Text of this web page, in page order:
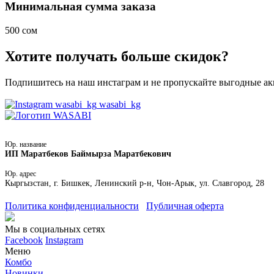
Минимальная сумма заказа
500 сом
Хотите получать больше скидок?
Подпишитесь на наш инстаграм и не пропускайте выгодные
wasabi_kg
Юр. название
ИП Маратбеков Баймырза Маратбекович
Юр. адрес
Кыргызстан, г. Бишкек, Ленинский р-н, Чон-Арык, ул. Славгород, 28
Политика конфиденциальности Публичная оферта
Мы в социальных сетях
Facebook Instagram
Меню
Комбо